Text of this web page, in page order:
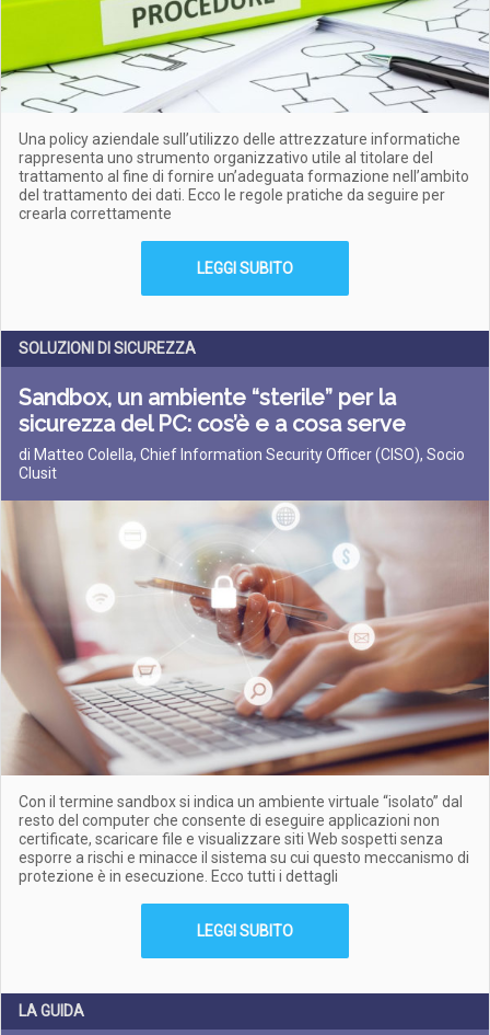
Una policy aziendale sull’utilizzo delle attrezzature informatiche
rappresenta uno strumento organizzativo utile al titolare del
trattamento al fine di fornire un’adeguata formazione nell’ambito
del trattamento dei dati. Ecco le regole pratiche da seguire per
crearla correttamente
LEGGI SUBITO
SOLUZIONI DI SICUREZZA
Sandbox, un ambiente “sterile” per la
sicurezza del PC: cos’è e a cosa serve
di Matteo Colella, Chief Information Security Officer (CISO), Socio
Clusit
Con il termine sandbox si indica un ambiente virtuale “isolato” dal
resto del computer che consente di eseguire applicazioni non
certificate, scaricare file e visualizzare siti Web sospetti senza
esporre a rischi e minacce il sistema su cui questo meccanismo di
protezione è in esecuzione. Ecco tutti i dettagli
LEGGI SUBITO
LA GUIDA